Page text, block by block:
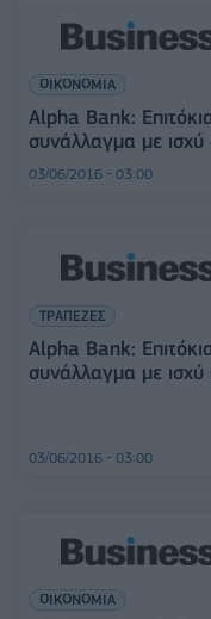
ΟΙΚΟΝΟΜΙΑ
Alpha Bank:
συνάλλαγμα με ισχύ
03/06/2016 - 03:00
ΤΡΑΠΕΖΕΣ
Alpha Bank:
συνάλλαγμα με ισχύ
03/06/2016 - 03:00
ΟΙΚΟΝΟΜΙΑ